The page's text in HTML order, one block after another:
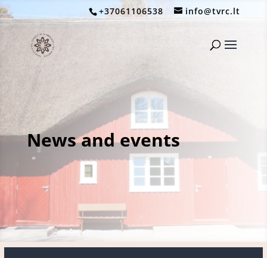
+37061106538 info@tvrc.lt
News and events